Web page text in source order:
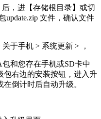
，进【存储根目录】或切
update.zip 文件，确认文件
于手机 > 系统更新 > ，
和您存在手机或SD卡中
包右边的安装按钮，进入升
倒计时后自动升级。